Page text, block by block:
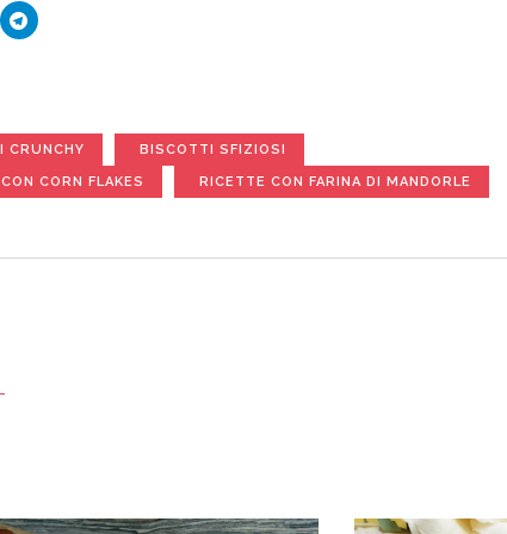
CRUNCHY BISCOTTI SFIZIOSI
CORN FLAKES RICETTE CON FARINA DI MANDORLE